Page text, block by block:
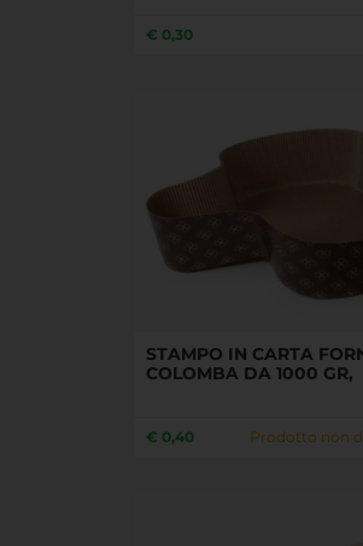
€ 0,30
STAMPO IN CARTA
COLOMBA DA 1000 GR,
€ 0,40 Prodotto non